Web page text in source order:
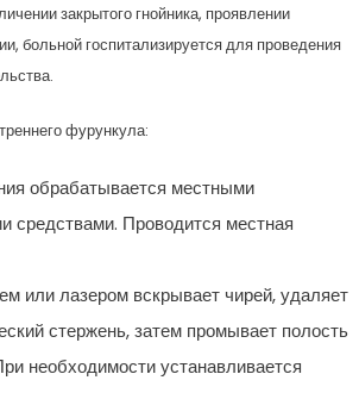
закрытого гнойника, проявлении
больной госпитализируется для проведения
фурункула:
обрабатывается местными
средствами. Проводится местная
или лазером вскрывает чирей, удаляет
стержень, затем промывает полость
необходимости устанавливается